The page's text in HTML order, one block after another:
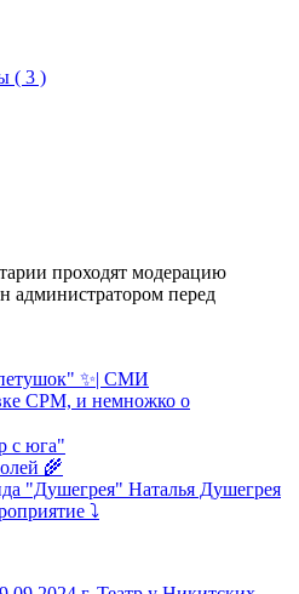
( 3 )
проходят модерацию
администратором перед
✨| СМИ
CPM, и немножко о
с юга"
🌾
"Душегрея" Наталья Душегрея
⤵️